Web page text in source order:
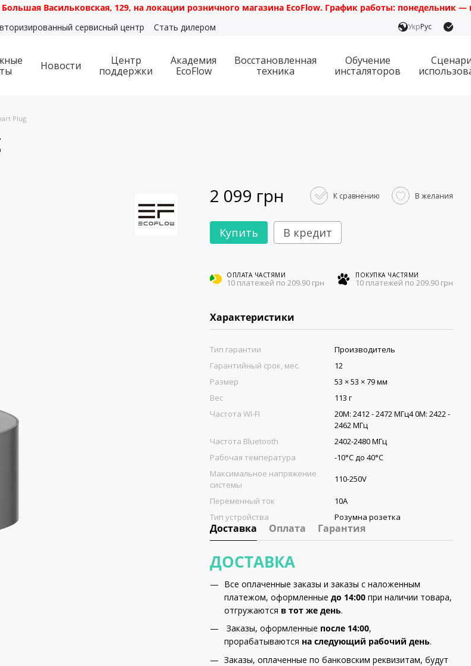
129, на локации розничного магазина EcoFlow. График работы: понедельник —
сервисный центр Стать дилером УкрРус
Новости
Центр
поддержки
Академия
EcoFlow
Восстановленная
техника
Обучение
инсталяторов
Plug
2 099 грн К сравнению В желания
Купить В кредит
ОПЛАТА ЧАСТЯМИ
10 платежей по 209.90 грн
ПОКУПКА ЧАСТЯМИ
10 платежей по 209.90 грн
Характеристики
Тип гарантии
Производитель
Гарантийный срок, мес.
12
Размер
53 × 53 × 79 мм
Вес
113 г
Частота WI-FI
20M: 2412 - 2472 МГц4 0M: 2422 -
2462 МГц
Частота Bluetooth
2402-2480 МГц
Рабочая температура
-10°C до 40°C
Максимальное напряжение
системы
110-250V
Переменный ток
10A
Тип устройства
Розумна розетка
Доставка Оплата Гарантия
ДОСТАВКА
Все оплаченные заказы и заказы с наложенным
платежом, оформленные до 14:00 при наличии товара,
отгружаются в тот же день.
Заказы, оформленные после 14:00,
прорабатываются на следующий рабочий день.
Заказы, оплаченные по банковским реквизитам, будут